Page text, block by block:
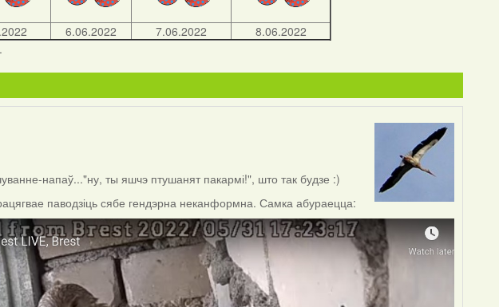
6.06.2022 7.06.2022
8.06.2022
напаў..."ну, ты яшчэ птушанят пакармі!", што так будзе :)
паводзіць сябе гендэрна неканформна. Самка абураецца: